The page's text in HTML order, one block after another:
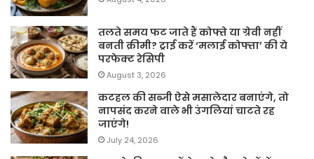
तलते समय फट जाते हैं कोफ्ते या ग्रेवी नहीं
बनती क्रीमी? ट्राई करें ‘मलाई कोफ्ता’ की ये
परफेक्ट रेसिपी
August 3, 2026
कटहल की सब्जी ऐसे मसालेदार बनाएंगे, तो
नापसंद करने वाले भी उंगलियां चाटते रह
जाएंगे!
July 24, 2026